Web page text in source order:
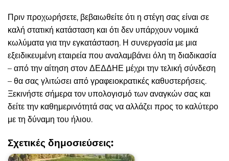
Πριν προχωρήσετε, βεβαιωθείτε ότι η στέγη σας είναι σε
καλή στατική κατάσταση και ότι δεν υπάρχουν νομικά
κωλύματα για την εγκατάσταση. Η συνεργασία με μια
εξειδικευμένη εταιρεία που αναλαμβάνει όλη τη διαδικασία
– από την αίτηση στον ΔΕΔΔΗΕ μέχρι την τελική σύνδεση
– θα σας γλιτώσει από γραφειοκρατικές καθυστερήσεις.
Ξεκινήστε σήμερα τον υπολογισμό των αναγκών σας και
δείτε την καθημερινότητά σας να αλλάζει προς το καλύτερο
με τη δύναμη του ήλιου.
Σχετικές δημοσιεύσεις: